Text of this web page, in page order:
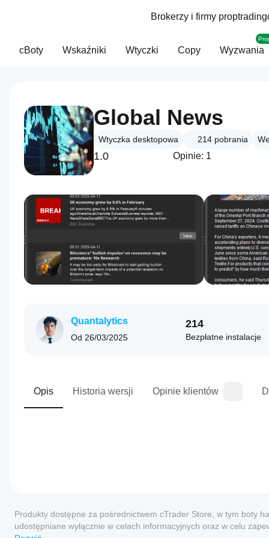
Brokerzy i firmy
cBoty Wskaźniki Wtyczki Copy Wyzwania
Global News
Wtyczka desktopowa 214 pobrania
1.0 Opinie: 1
Quantalytics
Od 26/03/2025
214
Bezpłatne instalacje
Opis Historia wersji Opinie klientów
zacząć
używać
Produkty dostępne za pośrednictwem cTrader Store, w tym boty
udostępniane wyłącznie w celach informacyjnych oraz w celu